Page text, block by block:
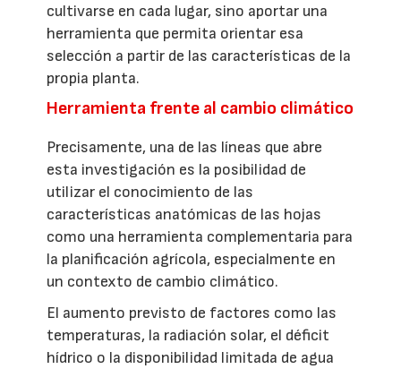
cultivarse en cada lugar, sino aportar una
herramienta que permita orientar esa
selección a partir de las características de la
propia planta.
Herramienta frente al cambio climático
Precisamente, una de las líneas que abre
esta investigación es la posibilidad de
utilizar el conocimiento de las
características anatómicas de las hojas
como una herramienta complementaria para
la planificación agrícola, especialmente en
un contexto de cambio climático.
El aumento previsto de factores como las
temperaturas, la radiación solar, el déficit
hídrico o la disponibilidad limitada de agua